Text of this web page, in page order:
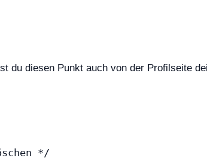
du diesen Punkt auch von der Profilseite
*/